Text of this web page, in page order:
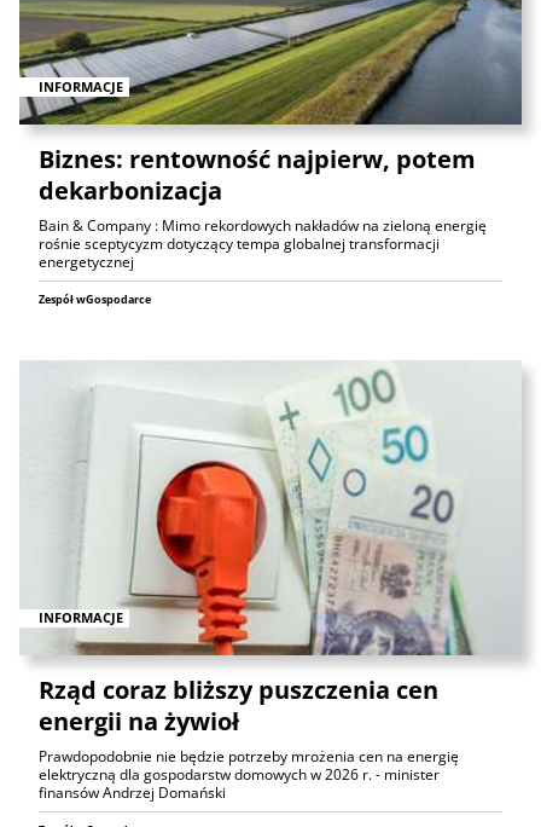
INFORMACJE
Biznes: rentowność najpierw, potem
dekarbonizacja
Bain & Company : Mimo rekordowych nakładów na zieloną energię
rośnie sceptycyzm dotyczący tempa globalnej transformacji
energetycznej
Zespół wGospodarce
INFORMACJE
Rząd coraz bliższy puszczenia cen
energii na żywioł
Prawdopodobnie nie będzie potrzeby mrożenia cen na energię
elektryczną dla gospodarstw domowych w 2026 r. - minister
finansów Andrzej Domański